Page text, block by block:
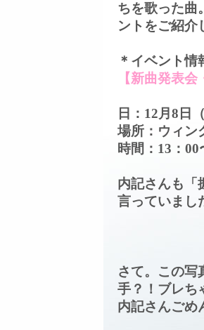
ちを歌った
ントをご紹介
＊イベント情
【新曲発表
日：12月8日
場所：ウィ
時間：13：
内記さんも「
言っていまし
さて。この写
手？！ブレち
内記さんご